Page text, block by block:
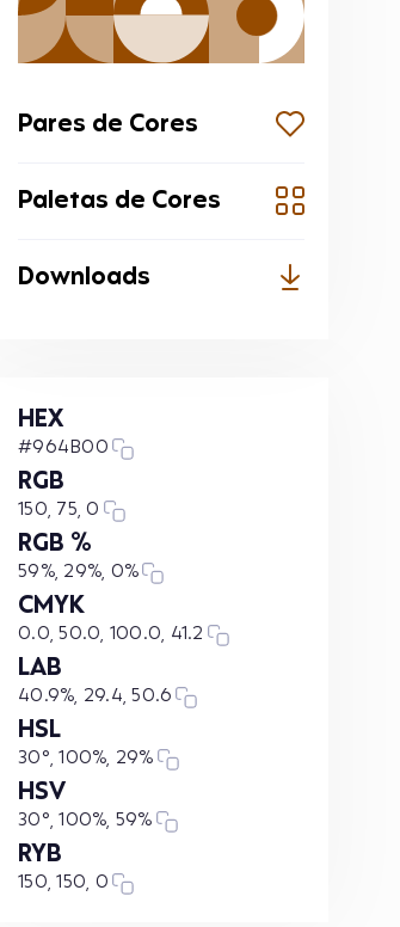
Pares de Cores
Paletas de Cores
Downloads
HEX
#964B00
RGB
150, 75, 0
RGB %
59%, 29%, 0%
CMYK
0.0, 50.0, 100.0, 41.2
LAB
40.9%, 29.4, 50.6
HSL
30°, 100%, 29%
HSV
30°, 100%, 59%
RYB
150, 150, 0